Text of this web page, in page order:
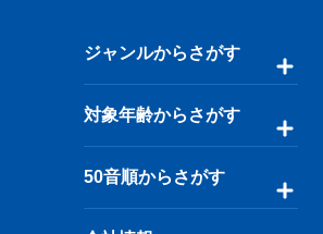
ジャンルからさがす
対象年齢からさがす
50音順からさがす